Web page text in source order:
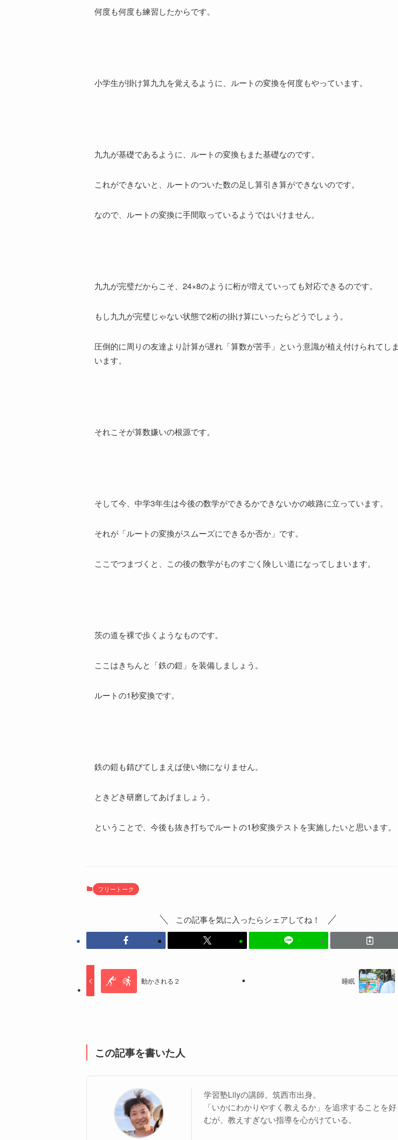
何度も何度も練習したからです。
小学生が掛け算九九を覚えるように、ルートの変換を何度もやっています。
九九が基礎であるように、ルートの変換もまた基礎なのです。
これができないと、ルートのついた数の足し算引き算ができないのです。
なので、ルートの変換に手間取っているようではいけません。
九九が完璧だからこそ、24×8のように桁が増えていっても対応できるのです。
もし九九が完璧じゃない状態で2桁の掛け算にいったらどうでしょう。
圧倒的に周りの友達より計算が遅れ「算数が苦手」という意識が植え付けられてしま
います。
それこそが算数嫌いの根源です。
そして今、中学3年生は今後の数学ができるかできないかの岐路に立っています。
それが「ルートの変換がスムーズにできるか否か」です。
ここでつまづくと、この後の数学がものすごく険しい道になってしまいます。
茨の道を裸で歩くようなものです。
ここはきちんと「鉄の鎧」を装備しましょう。
ルートの1秒変換です。
鉄の鎧も錆びてしまえば使い物になりません。
ときどき研磨してあげましょう。
ということで、今後も抜き打ちでルートの1秒変換テストを実施したいと思います。
フリートーク
この記事を気に入ったらシェアしてね！
動かされる２ 睡眠
この記事を書いた人
学習塾Lilyの講師。筑西市出身。
「いかにわかりやすく教えるか」を追求することを好
むが、教えすぎない指導を心がけている。